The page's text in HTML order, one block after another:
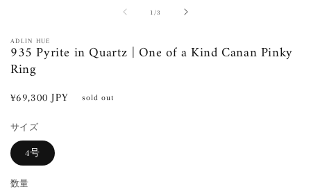
メ
デ
ィ
ア
を
く
1 /の3
ADLIN HUE
935 Pyrite in Quartz | One of a Kind Canan Pinky
Ring
通
価
格
¥69,300 JPY sold out
サイズ
4号
数量